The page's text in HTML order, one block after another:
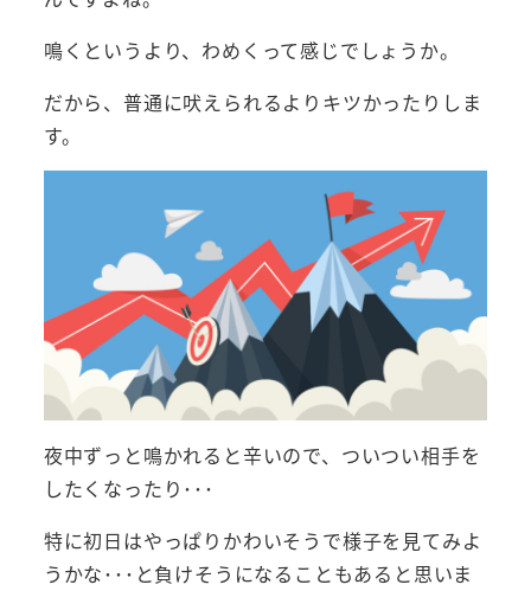
鳴くというより、わめくって感じでしょうか。
だから、普通に吠えられるよりキツかったりしま
す。
夜中ずっと鳴かれると辛いので、ついつい相手を
したくなったり･･･
特に初日はやっぱりかわいそうで様子を見てみよ
うかな･･･と負けそうになることもあると思いま